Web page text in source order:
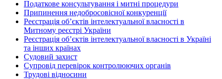
Податкове консультування і митні процедури
Припинення недобросовісної конкуренції
Реєстрація об’єктів інтелектуальної власності в
Митному реєстрі України
Реєстрація об’єктів інтелектуальної власності в Україні
та інших країнах
Судовий захист
Супровід перевірок контролюючих органів
Трудові відносини